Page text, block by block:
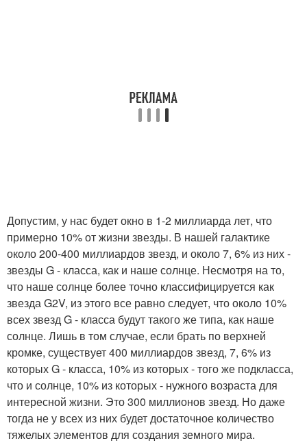
Допустим, у нас будет окно в 1-2 миллиарда лет, что
примерно 10% от жизни звезды. В нашей галактике
около 200-400 миллиардов звезд, и около 7, 6% из них -
звезды G - класса, как и наше солнце. Несмотря на то,
что наше солнце более точно классифицируется как
звезда G2V, из этого все равно следует, что около 10%
всех звезд G - класса будут такого же типа, как наше
солнце. Лишь в том случае, если брать по верхней
кромке, существует 400 миллиардов звезд, 7, 6% из
которых G - класса, 10% из которых - того же подкласса,
что и солнце, 10% из которых - нужного возраста для
интересной жизни. Это 300 миллионов звезд. Но даже
тогда не у всех из них будет достаточное количество
тяжелых элементов для создания земного мира.